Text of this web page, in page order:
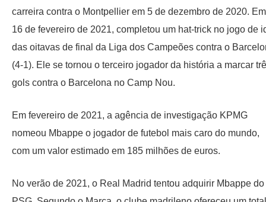
carreira contra o Montpellier em 5 de dezembro de 2020. Em
16 de fevereiro de 2021, completou um hat-trick no jogo de
das oitavas de final da Liga dos Campeões contra o
(4-1). Ele se tornou o terceiro jogador da história a marcar
gols contra o Barcelona no Camp Nou.
Em fevereiro de 2021, a agência de investigação KPMG
nomeou Mbappe o jogador de futebol mais caro do mundo,
com um valor estimado em 185 milhões de euros.
No verão de 2021, o Real Madrid tentou adquirir Mbappe do